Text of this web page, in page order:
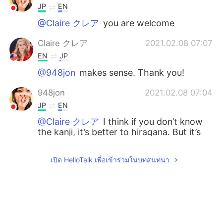
JP EN
@Claire クレア you are welcome
Claire クレア 2021.02.08 07:07
EN JP
@948jon makes sense. Thank you!
948jon 2021.02.08 07:04
JP EN
@Claire クレア I think if you don’t know
the kanji, it’s better to hiragana. But it’s
tokky 2021.02.08 07:01
เปิด HelloTalk เพื่อเข้าร่วมในบทสนทนา